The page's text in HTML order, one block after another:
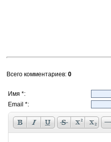
Всего комментариев: 0
Имя *:
Email *: